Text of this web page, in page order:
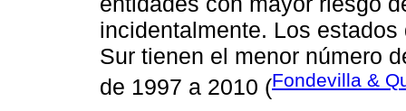
incidentalmente. Los
Sur tienen el menor número
de 1997 a 2010 (Fondevilla &